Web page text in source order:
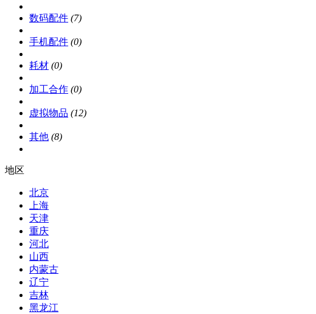
数码配件 (7)
手机配件 (0)
耗材 (0)
加工合作 (0)
虚拟物品 (12)
其他 (8)
地区
北京
上海
天津
重庆
河北
山西
内蒙古
辽宁
吉林
黑龙江